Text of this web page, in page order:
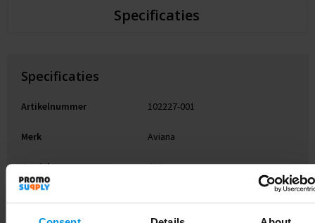
Specificaties
Specificaties
Artikelnummer 102227-001
Merk Aviana
Gewicht 424 g